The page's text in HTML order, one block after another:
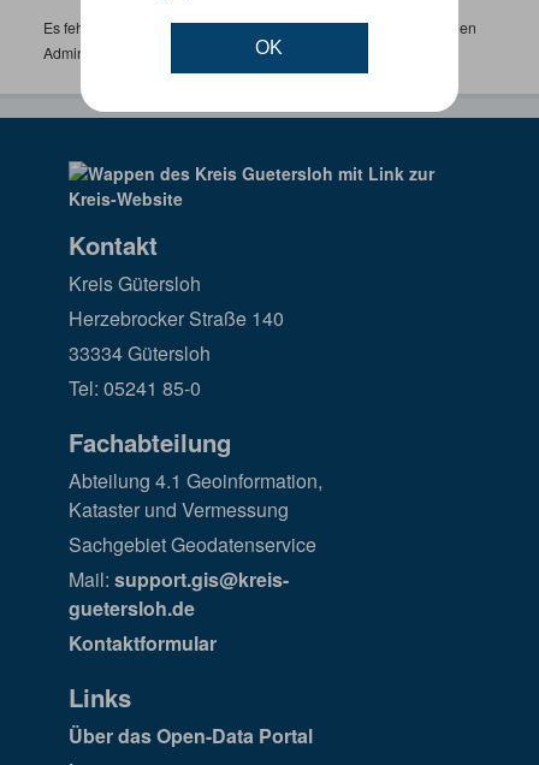
OK
Es fehlen spezifische Datensätze? Wenden Sie sich bitte an einen
Administrator unter:
support.gis@kreis-guetersloh.de
Kontakt
Kreis Gütersloh
Herzebrocker Straße 140
33334 Gütersloh
Tel: 05241 85-0
Fachabteilung
Abteilung 4.1 Geoinformation,
Kataster und Vermessung
Sachgebiet Geodatenservice
Mail: support.gis@kreis-
guetersloh.de
Kontaktformular
Links
Über das Open-Data Portal